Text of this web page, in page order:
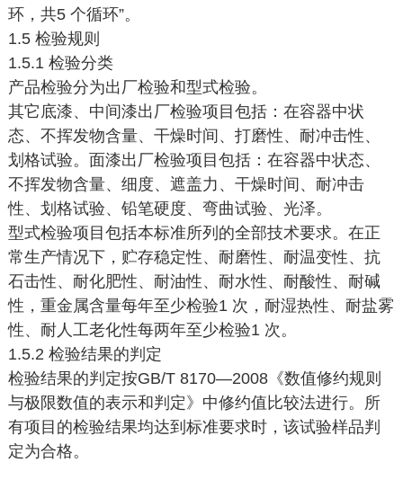
环，共5 个循环”。
1.5 检验规则
1.5.1 检验分类
产品检验分为出厂检验和型式检验。
其它底漆、中间漆出厂检验项目包括：在容器中状
态、不挥发物含量、干燥时间、打磨性、耐冲击性、
划格试验。面漆出厂检验项目包括：在容器中状态、
不挥发物含量、细度、遮盖力、干燥时间、耐冲击
性、划格试验、铅笔硬度、弯曲试验、光泽。
型式检验项目包括本标准所列的全部技术要求。在正
常生产情况下，贮存稳定性、耐磨性、耐温变性、抗
石击性、耐化肥性、耐油性、耐水性、耐酸性、耐碱
性，重金属含量每年至少检验1 次，耐湿热性、耐盐雾
性、耐人工老化性每两年至少检验1 次。
1.5.2 检验结果的判定
检验结果的判定按GB/T 8170—2008《数值修约规则
与极限数值的表示和判定》中修约值比较法进行。所
有项目的检验结果均达到标准要求时，该试验样品判
定为合格。